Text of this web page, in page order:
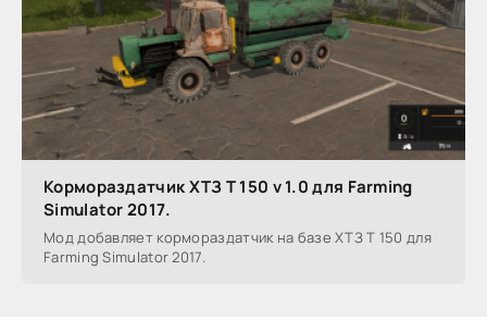
Кормораздатчик ХТЗ T 150 v 1.0 для Farming
Simulator 2017.
Мод добавляет кормораздатчик на базе ХТЗ T 150 для
Farming Simulator 2017.